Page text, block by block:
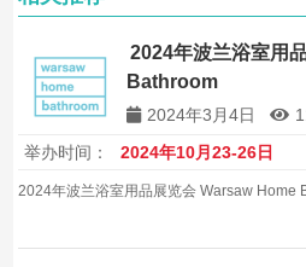
2024年波兰浴室用
Bathroom
2024年3月4日
举办时间：
2024年10月23-26日
2024年波兰浴室用品展览会 Warsaw Home